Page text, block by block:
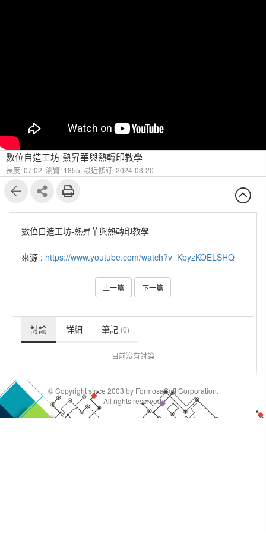
數位自造工坊-熱昇華與熱轉印教學
長度: 07:02, 瀏覽: 1855, 最近修訂: 2024-03-20
數位自造工坊-熱昇華與熱轉印教學
來源 : https://www.youtube.com/watch?v=KbyzKOELSHQ
上一篇 下一篇
討論 詳細 筆記 (0)
目前沒有討論
© Copyright since 2003 by FormosaSoft Corporation.
All rights reserved.